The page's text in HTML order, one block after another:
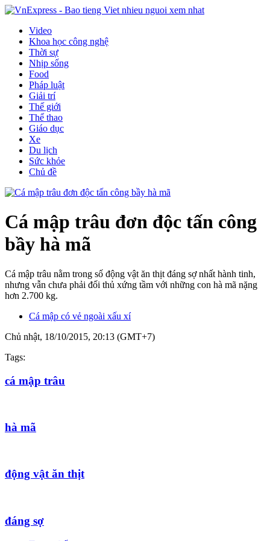
Video
Khoa học công nghệ
Thời sự
Nhịp sống
Food
Pháp luật
Giải trí
Thế giới
Thể thao
Giáo dục
Xe
Du lịch
Sức khỏe
Chủ đề
Cá mập trâu đơn độc tấn công
bầy hà mã
Cá mập trâu nằm trong số động vật ăn thịt đáng sợ nhất hành tinh,
nhưng vẫn chưa phải đối thủ xứng tầm với những con hà mã nặng
hơn 2.700 kg.
Cá mập có vẻ ngoài xấu xí
Chủ nhật, 18/10/2015, 20:13 (GMT+7)
Tags:
cá mập trâu
hà mã
động vật ăn thịt
đáng sợ